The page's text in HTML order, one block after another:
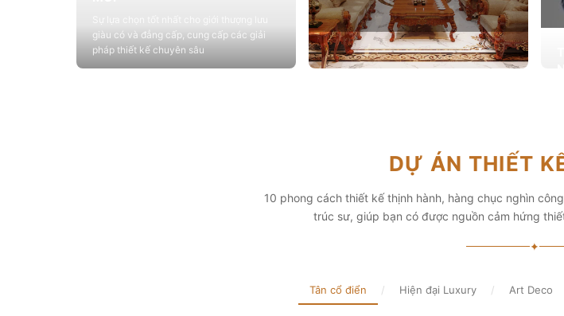
giàu có và đẳng cấp, cung cấp các giải
pháp thiết kế chuyên sâu
DỰ ÁN THIẾT
10 phong cách thiết kế thịnh hành, hàng chục nghìn
trúc sư, giúp bạn có được nguồn cảm hứng
✦
Tân cổ điển / Hiện đại Luxury / Art Deco